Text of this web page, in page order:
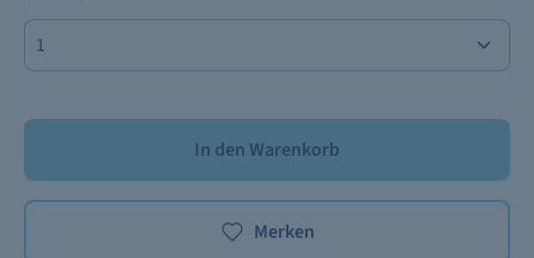
In den Warenkorb
Merken